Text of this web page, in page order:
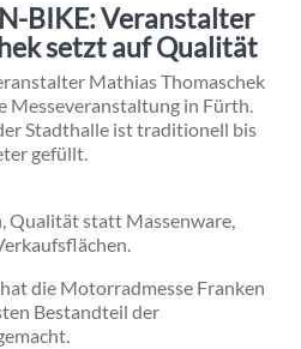
BIKE: Veranstalter
setzt auf Qualität
Mathias Thomaschek
Messeveranstaltung in Fürth.
Stadthalle ist traditionell bis
gefüllt.
Qualität statt Massenware,
die Motorradmesse Franken
Bestandteil der